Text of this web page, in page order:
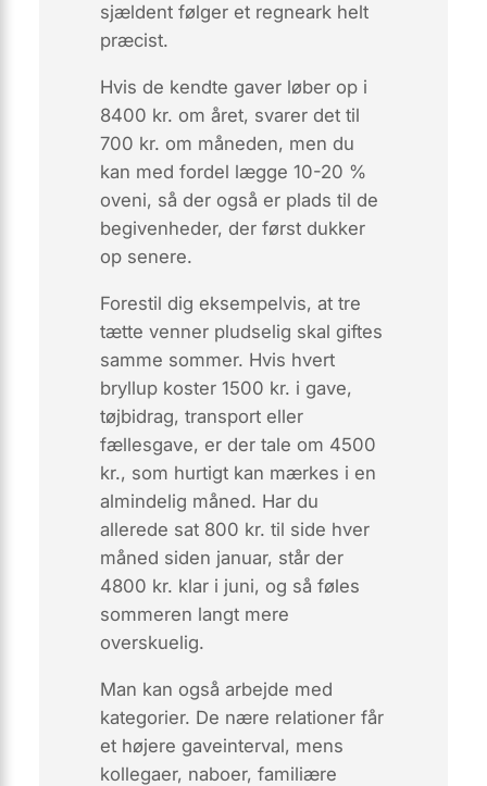
sjældent følger et regneark helt
præcist.
Hvis de kendte gaver løber op i
8400 kr. om året, svarer det til
700 kr. om måneden, men du
kan med fordel lægge 10-20 %
oveni, så der også er plads til de
begivenheder, der først dukker
op senere.
Forestil dig eksempelvis, at tre
tætte venner pludselig skal giftes
samme sommer. Hvis hvert
bryllup koster 1500 kr. i gave,
tøjbidrag, transport eller
fællesgave, er der tale om 4500
kr., som hurtigt kan mærkes i en
almindelig måned. Har du
allerede sat 800 kr. til side hver
måned siden januar, står der
4800 kr. klar i juni, og så føles
sommeren langt mere
overskuelig.
Man kan også arbejde med
kategorier. De nære relationer får
et højere gaveinterval, mens
kollegaer, naboer, familiære